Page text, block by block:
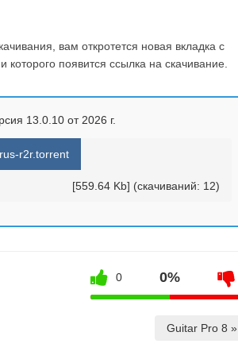
вам откротется новая вкладка с
появится ссылка на скачивание.
13.0.10 от 2026 г.
r2r.torrent
[559.64 Kb] (cкачиваний: 12)
0 0%
Guitar Pro 8 »